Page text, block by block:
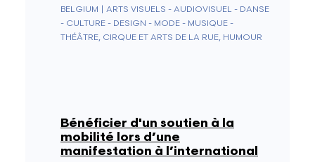
BELGIUM
ARTS VISUELS - AUDIOVISUEL - DANSE
- CULTURE - DESIGN - MODE - MUSIQUE -
THÉÂTRE, CIRQUE ET ARTS DE LA RUE, HUMOUR
Bénéficier d'un soutien à la
mobilité lors d’une
manifestation à l’international